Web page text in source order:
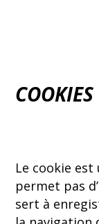
COOKIES
Le cookie est
permet pas
sert à